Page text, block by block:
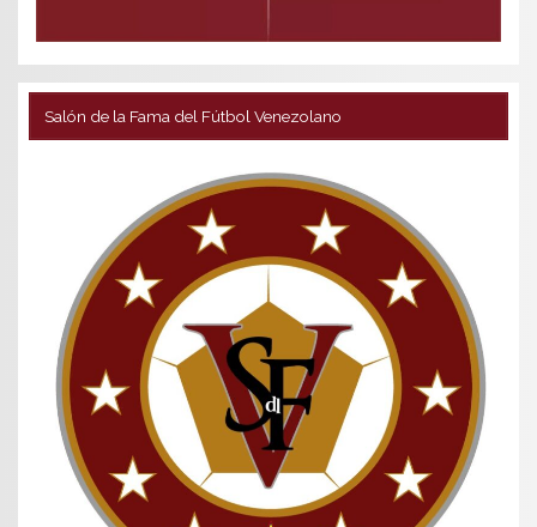
Salón de la Fama del Fútbol Venezolano